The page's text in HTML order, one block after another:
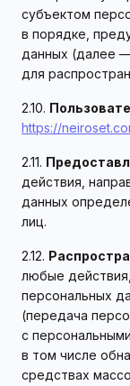
субъектом
в порядке,
данных (далее
для
2.10.
https://
2.11.
действия,
данных
лиц.
2.12.
любые
персональных
(передача
с
в том числе
средствах